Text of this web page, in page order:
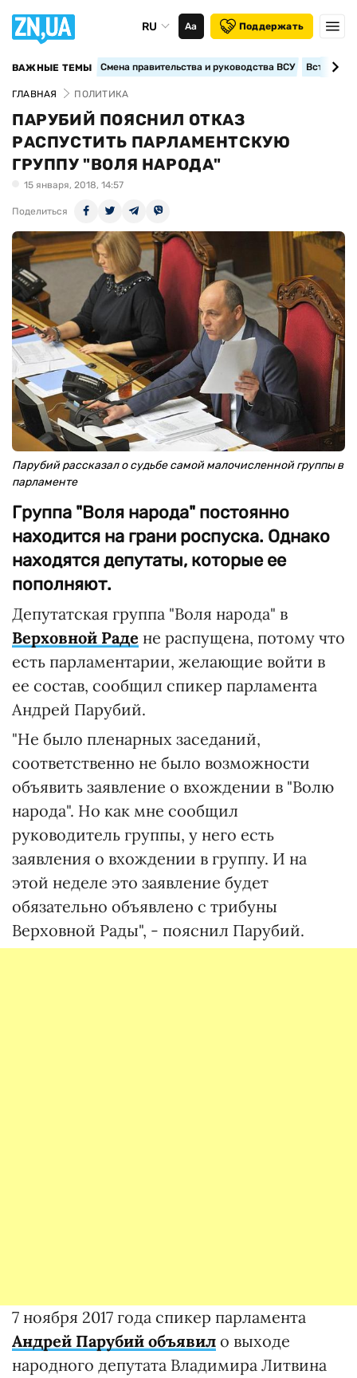
RU Аа Поддержать
ВАЖНЫЕ ТЕМЫ Смена правительства и руководства ВСУ
ГЛАВНАЯ ПОЛИТИКА
ПАРУБИЙ ПОЯСНИЛ ОТКАЗ
РАСПУСТИТЬ ПАРЛАМЕНТСКУЮ
ГРУППУ "ВОЛЯ НАРОДА"
15 января, 2018, 14:57
Поделиться
Парубий рассказал о судьбе самой малочисленной группы в
парламенте
Группа "Воля народа" постоянно
находится на грани роспуска. Однако
находятся депутаты, которые ее
пополняют.
Депутатская группа "Воля народа" в
Верховной Раде не распущена, потому что
есть парламентарии, желающие войти в
ее состав, сообщил спикер парламента
Андрей Парубий.
"Не было пленарных заседаний,
соответственно не было возможности
объявить заявление о вхождении в "Волю
народа". Но как мне сообщил
руководитель группы, у него есть
заявления о вхождении в группу. И на
этой неделе это заявление будет
обязательно объявлено с трибуны
Верховной Рады", - пояснил Парубий.
7 ноября 2017 года спикер парламента
Андрей Парубий объявил о выходе
народного депутата Владимира Литвина